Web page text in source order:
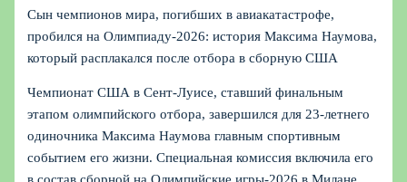
Сын чемпионов мира, погибших в авиакатастрофе,
пробился на Олимпиаду‑2026: история Максима Наумова,
который расплакался после отбора в сборную США
Чемпионат США в Сент-Луисе, ставший финальным
этапом олимпийского отбора, завершился для 23‑летнего
одиночника Максима Наумова главным спортивным
событием его жизни. Специальная комиссия включила его